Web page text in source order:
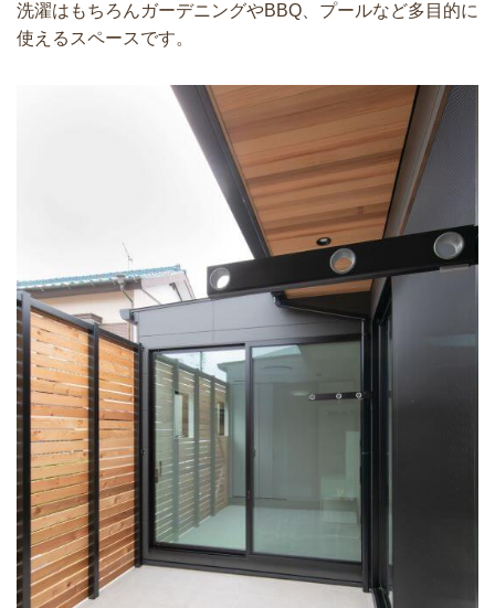
洗濯はもちろんガーデニングやBBQ、プールなど多目的に
使えるスペースです。